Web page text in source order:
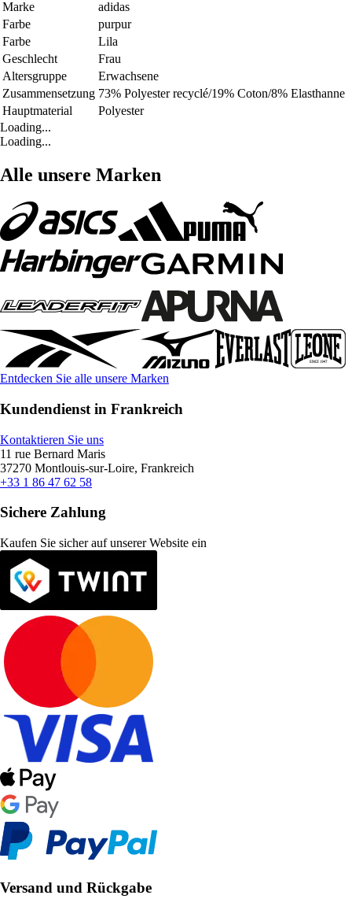
Marke
adidas
Farbe
purpur
Farbe
Lila
Geschlecht
Frau
Altersgruppe
Erwachsene
Zusammensetzung 73% Polyester recyclé/19% Coton/8% Elasthanne
Hauptmaterial
Polyester
Loading...
Loading...
Alle unsere Marken
Entdecken Sie alle unsere Marken
Kundendienst in Frankreich
Kontaktieren Sie uns
11 rue Bernard Maris
37270 Montlouis-sur-Loire, Frankreich
+33 1 86 47 62 58
Sichere Zahlung
Kaufen Sie sicher auf unserer Website ein
Versand und Rückgabe